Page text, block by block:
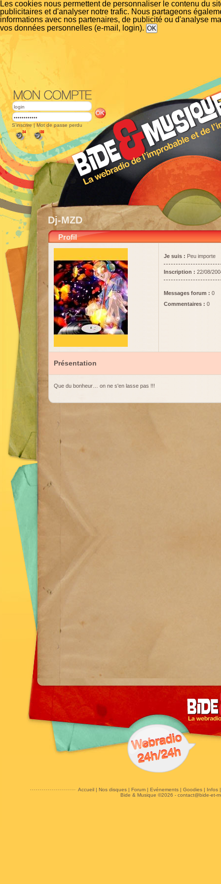
Les cookies nous permettent de personnaliser le contenu du
publicitaires et d'analyser notre trafic. Nous partageons
informations avec nos partenaires, de publicité ou d'analyse
vos données personnelles (e-mail, login).
S'inscrire | Mot de passe perdu
Dj-MZD
Profil
Je suis : Peu importe
Inscription : 22/08/
Messages forum : 0
Commentaires : 0
Présentation
Que du bonheur… on ne s'en lasse pas !!!
Accueil| Nos disques| Forum| Evénements| Goodies| Infos
Bide & Musique ©2026 - contact@bide-et-